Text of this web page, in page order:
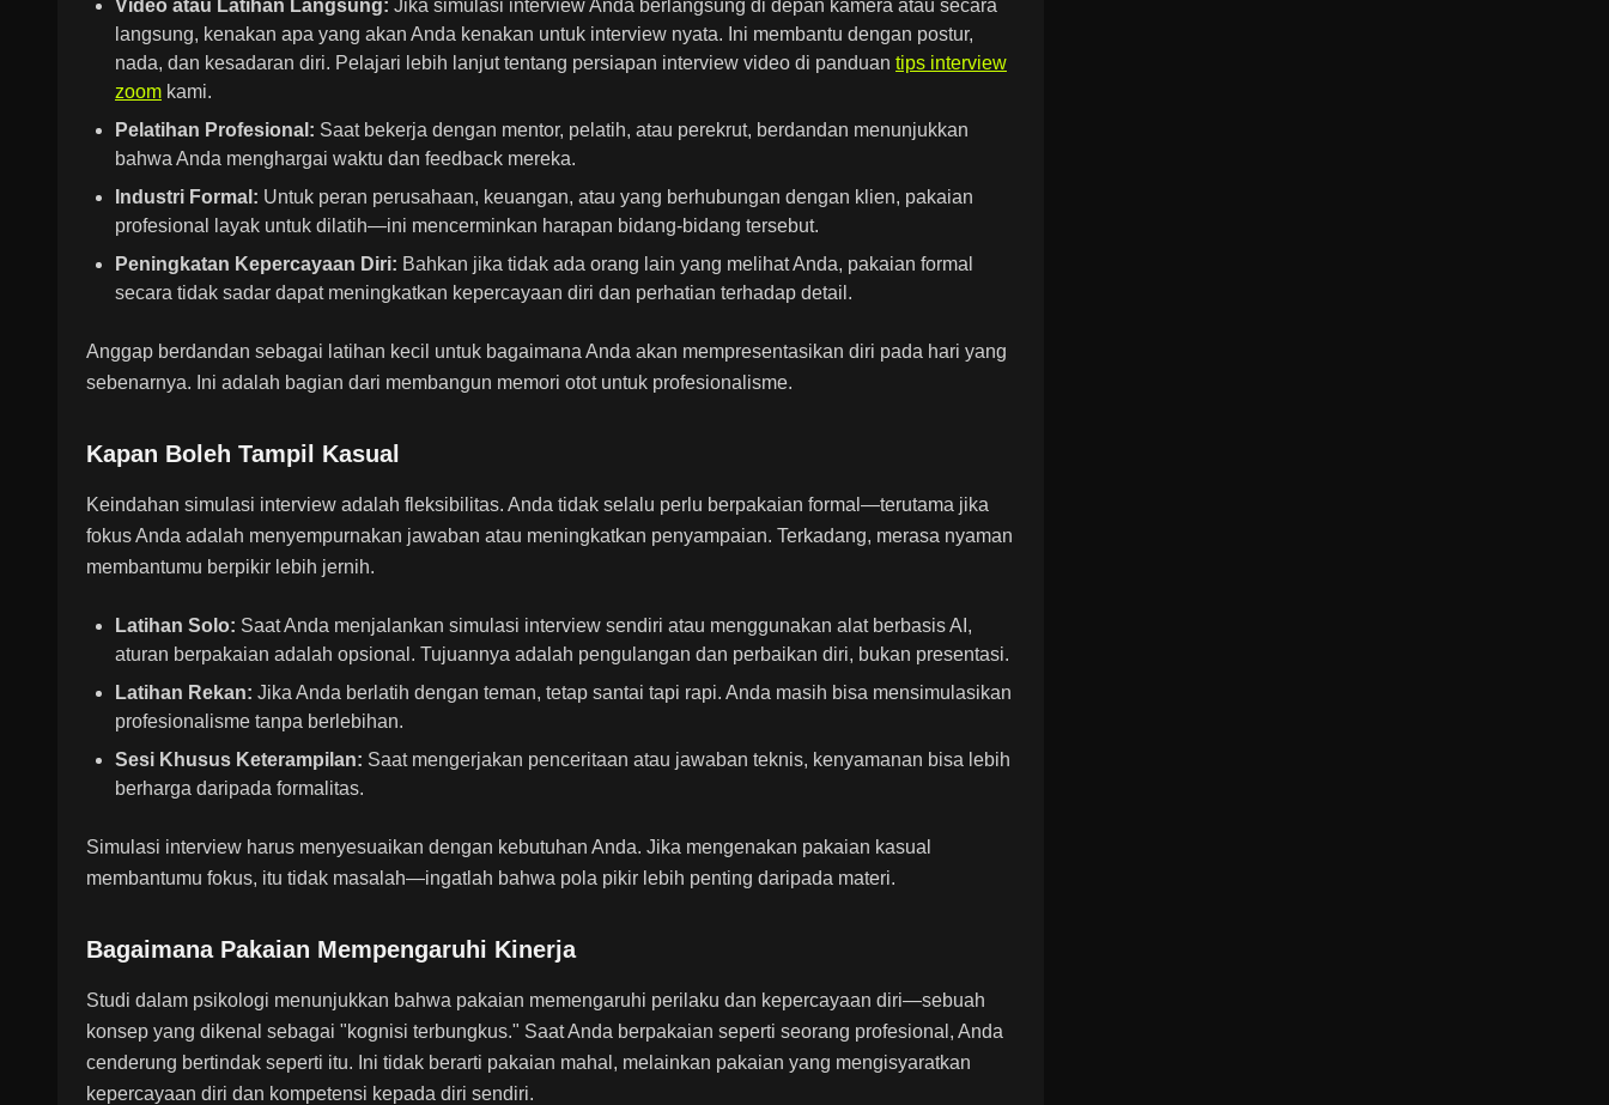
Video atau Latihan Langsung: Jika simulasi interview Anda berlangsung di depan kamera atau secara
langsung, kenakan apa yang akan Anda kenakan untuk interview nyata. Ini membantu dengan postur,
nada, dan kesadaran diri. Pelajari lebih lanjut tentang persiapan interview video di panduan tips interview
zoom kami.
Pelatihan Profesional: Saat bekerja dengan mentor, pelatih, atau perekrut, berdandan menunjukkan
bahwa Anda menghargai waktu dan feedback mereka.
Industri Formal: Untuk peran perusahaan, keuangan, atau yang berhubungan dengan klien, pakaian
profesional layak untuk dilatih—ini mencerminkan harapan bidang-bidang tersebut.
Peningkatan Kepercayaan Diri: Bahkan jika tidak ada orang lain yang melihat Anda, pakaian formal
secara tidak sadar dapat meningkatkan kepercayaan diri dan perhatian terhadap detail.
Anggap berdandan sebagai latihan kecil untuk bagaimana Anda akan mempresentasikan diri pada hari yang
sebenarnya. Ini adalah bagian dari membangun memori otot untuk profesionalisme.
Kapan Boleh Tampil Kasual
Keindahan simulasi interview adalah fleksibilitas. Anda tidak selalu perlu berpakaian formal—terutama jika
fokus Anda adalah menyempurnakan jawaban atau meningkatkan penyampaian. Terkadang, merasa nyaman
membantumu berpikir lebih jernih.
Latihan Solo: Saat Anda menjalankan simulasi interview sendiri atau menggunakan alat berbasis AI,
aturan berpakaian adalah opsional. Tujuannya adalah pengulangan dan perbaikan diri, bukan presentasi.
Latihan Rekan: Jika Anda berlatih dengan teman, tetap santai tapi rapi. Anda masih bisa mensimulasikan
profesionalisme tanpa berlebihan.
Sesi Khusus Keterampilan: Saat mengerjakan penceritaan atau jawaban teknis, kenyamanan bisa lebih
berharga daripada formalitas.
Simulasi interview harus menyesuaikan dengan kebutuhan Anda. Jika mengenakan pakaian kasual
membantumu fokus, itu tidak masalah—ingatlah bahwa pola pikir lebih penting daripada materi.
Bagaimana Pakaian Mempengaruhi Kinerja
Studi dalam psikologi menunjukkan bahwa pakaian memengaruhi perilaku dan kepercayaan diri—sebuah
konsep yang dikenal sebagai "kognisi terbungkus." Saat Anda berpakaian seperti seorang profesional, Anda
cenderung bertindak seperti itu. Ini tidak berarti pakaian mahal, melainkan pakaian yang mengisyaratkan
kepercayaan diri dan kompetensi kepada diri sendiri.